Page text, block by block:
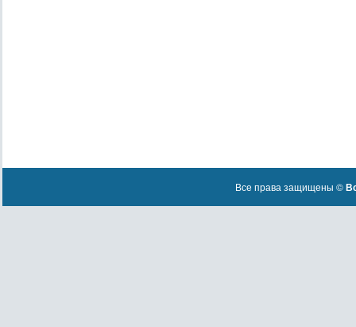
Все права защищены ©